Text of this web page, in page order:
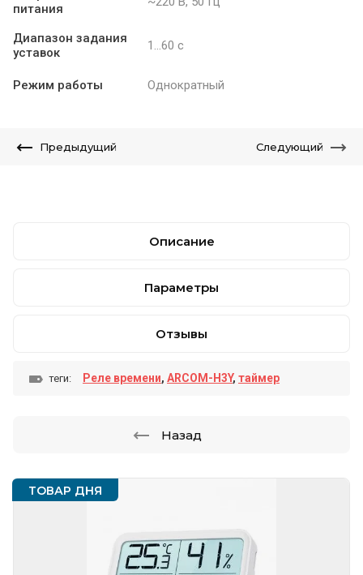
ТОВАР ДНЯ
питания
Диапазон задания
уставок
1…60 c
Режим работы Однократный
Предыдущий Следующий
Описание
Параметры
Отзывы
теги: Реле времени, ARCOM-H3Y, таймер
Назад